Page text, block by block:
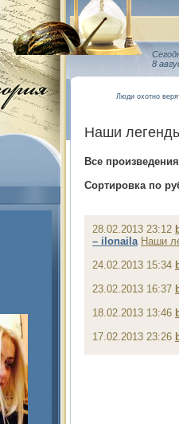
8
Люди охотно
Наши
Все произведения
Сортировка по
28.02.2013 23:12
– ilonaila Наши
24.02.2013 15:34
23.02.2013 16:37
18.02.2013 13:46
17.02.2013 23:26